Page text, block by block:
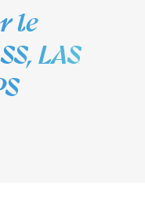
le
LAS